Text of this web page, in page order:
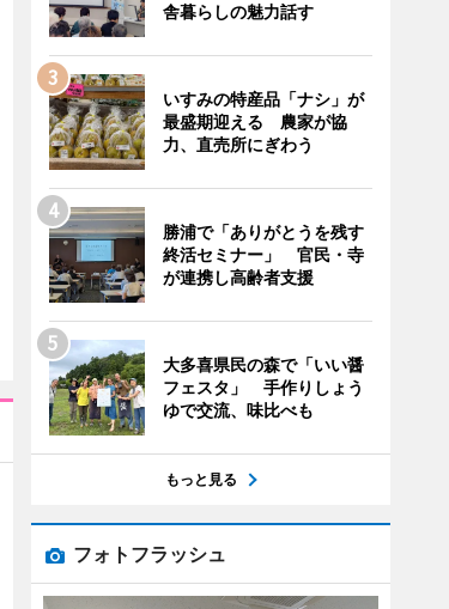
舎暮らしの魅力話す
いすみの特産品「ナシ」が
最盛期迎える 農家が協
力、直売所にぎわう
勝浦で「ありがとうを残す
終活セミナー」 官民・寺
が連携し高齢者支援
大多喜県民の森で「いい醤
フェスタ」 手作りしょう
ゆで交流、味比べも
もっと見る
フォトフラッシュ